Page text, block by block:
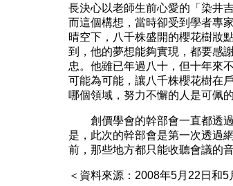
長決心以老師生前心愛的「染井
而這個構想，當時卻受到學者專
晴空下，八千株盛開的櫻花樹妝
到，他的夢想能夠實現，都要感
忠。他雖已年過八十，但十年來
可能為可能，讓八千株櫻花樹在
哪個領域，努力不懈的人是可佩
創價學會的幹部會一直都透過
是，此次的幹部會是第一次透過
前，那些地方都只能收聽會議的音
＜資料來源：2008年5月22日和5